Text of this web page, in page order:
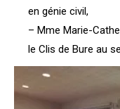
en génie civil,
– Mme Marie-
le Clis de Bure au